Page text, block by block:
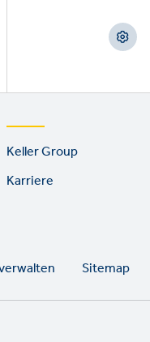
Footer
Keller Group
Karriere
Sitemap